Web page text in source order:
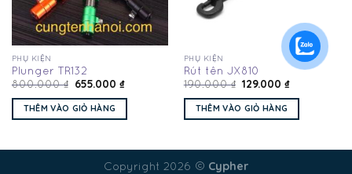
PHỤ KIỆN
Plunger TR132
800.000₫ 655.000 ₫
THÊM VÀO GIỎ HÀNG
PHỤ KIỆN
Rút tên JX810
190.000₫ 129.000 ₫
THÊM VÀO GIỎ HÀNG
Copyright 2026 © Cypher